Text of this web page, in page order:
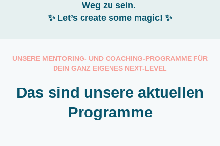
Weg zu sein.
✨ Let’s create some magic! ✨
UNSERE MENTORING- UND COACHING-PROGRAMME FÜR
DEIN GANZ EIGENES NEXT-LEVEL
Das sind unsere aktuellen
Programme